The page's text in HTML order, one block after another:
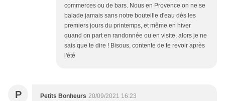
commerces ou de bars. Nous en Provence on ne se
balade jamais sans notre bouteille d'eau dès les
premiers jours du printemps, et même en hiver
quand on part en randonnée ou en visite, alors je ne
sais que te dire ! Bisous, contente de te revoir après
l'été
P Petits Bonheurs 20/09/2021 16:23